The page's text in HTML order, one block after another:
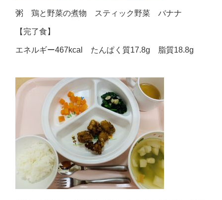
粥 鶏と野菜の煮物 スティック野菜 バナナ
【完了食】
エネルギー467kcal たんぱく質17.8g 脂質18.8g